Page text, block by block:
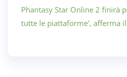
Phantasy Star Online 2 finirà
tutte le piattaforme', afferma